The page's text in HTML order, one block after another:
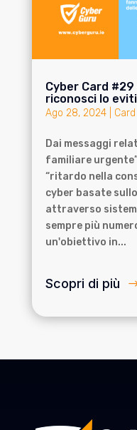
Cyber Card #29
riconosci lo eviti
Ago 28, 2024| Card
Dai messaggi
familiare
“ritardo nella
cyber basate
attraverso
sempre più
un'obiettivo in...
Scopri di più